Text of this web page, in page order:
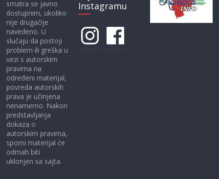
smatra se javno
dostupnim, ukoliko
nije drugačije
navedeno. U
slučaju da postoji
problem ili greška u
vezi s autorskim
pravima na
određeni materijal,
povreda autorskih
prava je učinjena
nenamerno. Nakon
predstavljanja
dokaza o
autorskim pravima,
sporni materijal će
odmah biti
uklonjen sa sajta.
Instagramu
InstagramFacebook